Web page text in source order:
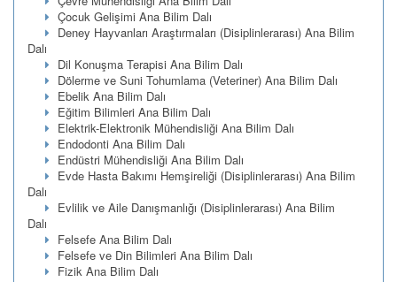
Çocuk Gelişimi Ana Bilim Dalı
Deney Hayvanları Araştırmaları (Disiplinlerarası) Ana Bilim
Dalı
Dil Konuşma Terapisi Ana Bilim Dalı
Dölerme ve Suni Tohumlama (Veteriner) Ana Bilim Dalı
Ebelik Ana Bilim Dalı
Eğitim Bilimleri Ana Bilim Dalı
Elektrik-Elektronik Mühendisliği Ana Bilim Dalı
Endodonti Ana Bilim Dalı
Endüstri Mühendisliği Ana Bilim Dalı
Evde Hasta Bakımı Hemşireliği (Disiplinlerarası) Ana Bilim
Dalı
Evlilik ve Aile Danışmanlığı (Disiplinlerarası) Ana Bilim
Dalı
Felsefe Ana Bilim Dalı
Felsefe ve Din Bilimleri Ana Bilim Dalı
Fizik Ana Bilim Dalı